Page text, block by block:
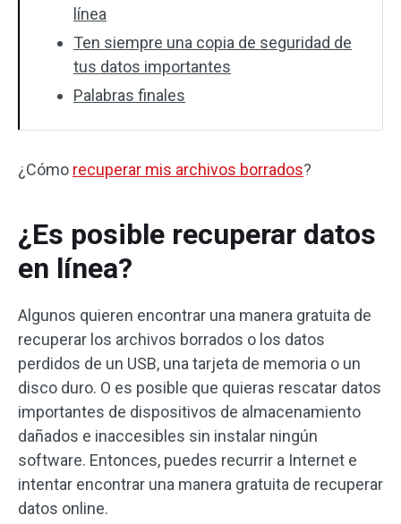
línea
Ten siempre una copia de seguridad de
tus datos importantes
Palabras finales
¿Cómo recuperar mis archivos borrados?
¿Es posible recuperar datos
en línea?
Algunos quieren encontrar una manera gratuita de
recuperar los archivos borrados o los datos
perdidos de un USB, una tarjeta de memoria o un
disco duro. O es posible que quieras rescatar datos
importantes de dispositivos de almacenamiento
dañados e inaccesibles sin instalar ningún
software. Entonces, puedes recurrir a Internet e
intentar encontrar una manera gratuita de recuperar
datos online.